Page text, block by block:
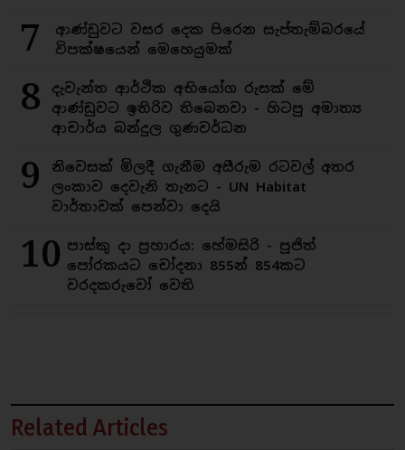
7
ආණ්ඩුවට වසර දෙක පිරෙන සැප්තැම්බරයේ
විපක්ෂයෙන් මෙහෙයුමක්
8
දැවැන්ත ආර්ථික අභියෝග රුසක් මේ
ආණ්ඩුවට ඉතිරිව තිබෙනවා - හිටපු අමාත්‍ය
ආචාර්ය බන්දුල ගුණවර්ධන
9
නිවෙසක් මිලදී ගැනීම අසීරුම රටවල් අතර
ලංකාව දෙවැනි තැනට - UN Habitat
වාර්තාවක් පෙන්වා දෙයි
10 පාස්කු දා ප්‍රහාරය: හේමසිරි - පූජිත්
පෝරකයට චෝදනා 855න් 854කට
වරදකරුවෝ වෙති
Related Articles